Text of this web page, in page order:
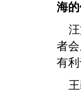
海
者
有